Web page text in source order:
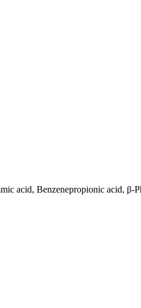
acid, Benzenepropionic acid, β-